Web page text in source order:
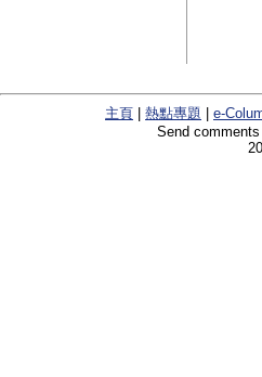
主頁 熱點專題 e-
Send